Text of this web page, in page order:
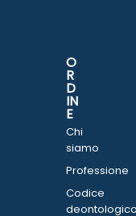
O
R
D
IN
E
Chi
siamo
Professione
Codice
deontologico